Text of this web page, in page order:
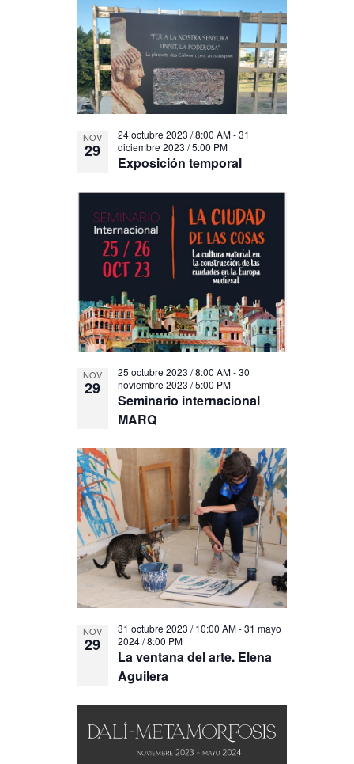
NOV
29
Exposición temporal
24 octubre 2023 / 8:00 AM-31
diciembre 2023 / 5:00 PM
NOV
29
Seminario internacional
MARQ
25 octubre 2023 / 8:00 AM-30
noviembre 2023 / 5:00 PM
NOV
29
La ventana del arte. Elena
Aguilera
31 octubre 2023 / 10:00 AM-31 mayo
2024 / 8:00 PM